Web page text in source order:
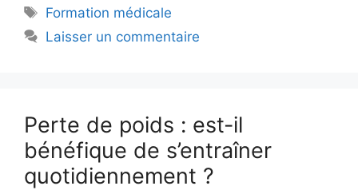
Étiquettes
Formation médicale
Laisser un commentaire
Perte de poids : est-il
bénéfique de s’entraîner
quotidiennement ?